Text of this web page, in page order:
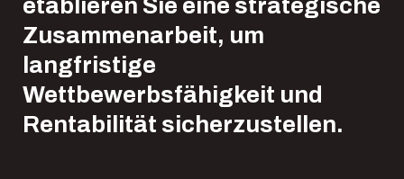
etablieren Sie eine strategische
Zusammenarbeit, um
langfristige
Wettbewerbsfähigkeit und
Rentabilität sicherzustellen.